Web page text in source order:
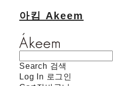
아킴 Akeem
Search 검색
Log In 로그인